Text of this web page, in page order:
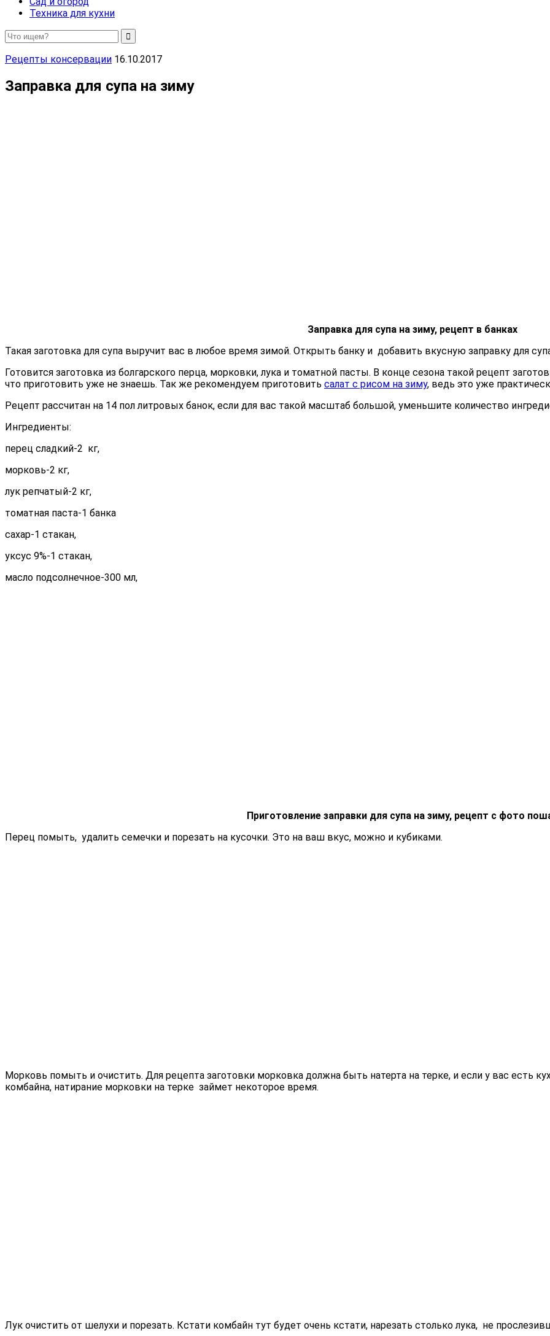
Техника для кухни
Рецепты консервации 16.10.2017
Заправка для супа на зиму
Заправка для супа на зиму, рецепт в банках
Такая заготовка для супа выручит вас в любое время зимой. Открыть банку и добавить вкусную заправку для
Готовится заготовка из болгарского перца, морковки, лука и томатной пасты. В конце сезона такой рецепт
что приготовить уже не знаешь. Так же рекомендуем приготовить салат с рисом на зиму, ведь это уже
Рецепт рассчитан на 14 пол литровых банок, если для вас такой масштаб большой, уменьшите количество
Ингредиенты:
перец сладкий-2 кг,
морковь-2 кг,
лук репчатый-2 кг,
томатная паста-1 банка
сахар-1 стакан,
уксус 9%-1 стакан,
масло подсолнечное-300 мл,
Приготовление заправки для супа на зиму, рецепт с фото
Перец помыть, удалить семечки и порезать на кусочки. Это на ваш вкус, можно и кубиками.
Морковь помыть и очистить. Для рецепта заготовки морковка должна быть натерта на терке, и если у вас есть
комбайна, натирание морковки на терке займет некоторое время.
Лук очистить от шелухи и порезать. Кстати комбайн тут будет очень кстати, нарезать столько лука, не